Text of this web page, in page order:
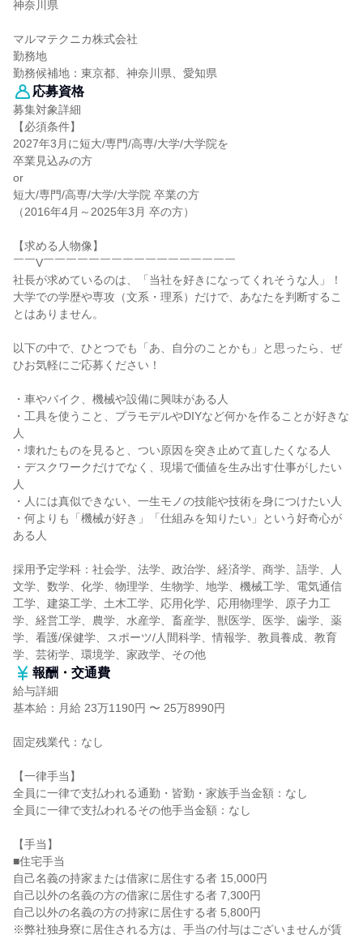
神奈川県
マルマテクニカ株式会社
勤務地
勤務候補地：東京都、神奈川県、愛知県
応募資格
募集対象詳細
【必須条件】
2027年3月に短大/専門/高専/大学/大学院を
卒業見込みの方
or
短大/専門/高専/大学/大学院 卒業の方
（2016年4月～2025年3月 卒の方）
【求める人物像】
￣￣V￣￣￣￣￣￣￣￣￣￣￣￣￣￣￣￣￣
社長が求めているのは、「当社を好きになってくれそうな人」！
大学での学歴や専攻（文系・理系）だけで、あなたを判断するこ
とはありません。
以下の中で、ひとつでも「あ、自分のことかも」と思ったら、ぜ
ひお気軽にご応募ください！
・車やバイク、機械や設備に興味がある人
・工具を使うこと、プラモデルやDIYなど何かを作ることが好きな
人
・壊れたものを見ると、つい原因を突き止めて直したくなる人
・デスクワークだけでなく、現場で価値を生み出す仕事がしたい
人
・人には真似できない、一生モノの技能や技術を身につけたい人
・何よりも「機械が好き」「仕組みを知りたい」という好奇心が
ある人
採用予定学科：社会学、法学、政治学、経済学、商学、語学、人
文学、数学、化学、物理学、生物学、地学、機械工学、電気通信
工学、建築工学、土木工学、応用化学、応用物理学、原子力工
学、経営工学、農学、水産学、畜産学、獣医学、医学、歯学、薬
学、看護/保健学、スポーツ/人間科学、情報学、教員養成、教育
学、芸術学、環境学、家政学、その他
報酬・交通費
給与詳細
基本給：月給 23万1190円 〜 25万8990円
固定残業代：なし
【一律手当】
全員に一律で支払われる通勤・皆勤・家族手当金額：なし
全員に一律で支払われるその他手当金額：なし
【手当】
■住宅手当
自己名義の持家または借家に居住する者 15,000円
自己以外の名義の方の借家に居住する者 7,300円
自己以外の名義の方の持家に居住する者 5,800円
※弊社独身寮に居住される方は、手当の付与はございませんが賃